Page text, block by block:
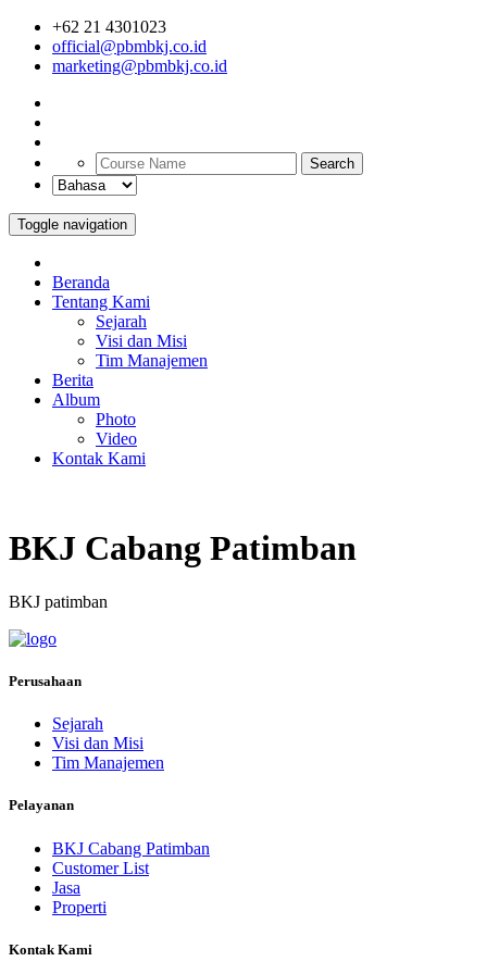
+62 21 4301023
official@pbmbkj.co.id
marketing@pbmbkj.co.id
Search
Toggle navigation
Beranda
Tentang Kami
Sejarah
Visi dan Misi
Tim Manajemen
Berita
Album
Photo
Video
Kontak Kami
BKJ Cabang Patimban
BKJ patimban
Perusahaan
Sejarah
Visi dan Misi
Tim Manajemen
Pelayanan
BKJ Cabang Patimban
Customer List
Jasa
Properti
Kontak Kami